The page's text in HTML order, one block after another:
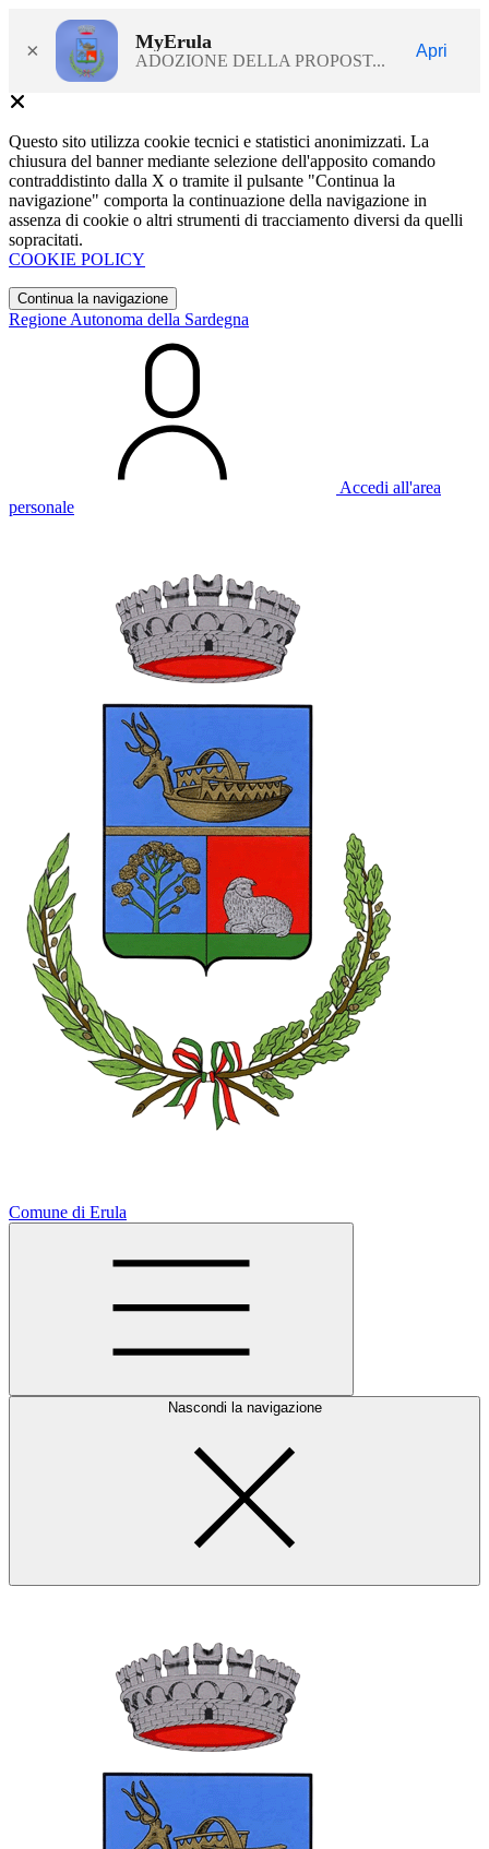
× MyErula
ADOZIONE DELLA PROPOST...
Apri
Questo sito utilizza cookie tecnici e statistici anonimizzati. La
chiusura del banner mediante selezione dell'apposito comando
contraddistinto dalla X o tramite il pulsante "Continua la
navigazione" comporta la continuazione della navigazione in
assenza di cookie o altri strumenti di tracciamento diversi da quelli
sopracitati.
COOKIE POLICY
Continua la navigazione
Regione Autonoma della Sardegna
Accedi all'area
personale
Comune di Erula
Nascondi la navigazione